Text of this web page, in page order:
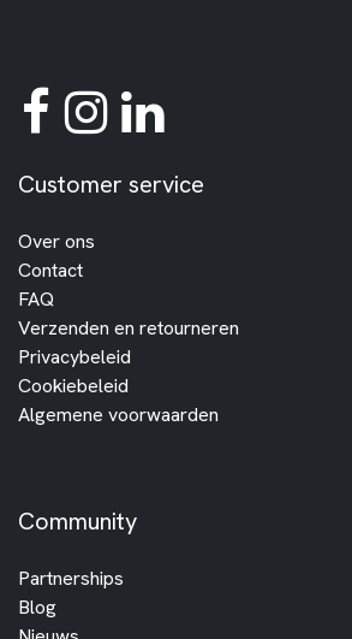
Customer service
Over ons
Contact
FAQ
Verzenden en retourneren
Privacybeleid
Cookiebeleid
Algemene voorwaarden
Community
Partnerships
Blog